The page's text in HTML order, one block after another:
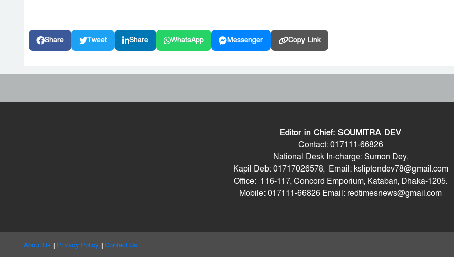
Share Tweet Share WhatsApp Messenger Copy Link
Editor in Chief: SOUMITRA DEV
Contact: 017111-66826
National Desk In-charge: Sumon Dey.
Kapil Deb: 01717026578, Email: ksliptondev78@gmail.com
Office: 116-117, Concord Emporium, Kataban, Dhaka-1205.
Mobile: 017111-66826 Email: redtimesnews@gmail.com
About Us || Privacy Policy || Contact Us